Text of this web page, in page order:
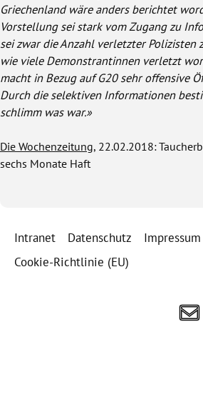
Griechenland wäre anders berichtet
Vorstellung sei stark vom Zugang zu
sei zwar die Anzahl verletzter Polizisten
wie viele Demonstrantinnen verletzt
macht in Bezug auf G20 sehr offensive
Durch die selektiven Informationen
schlimm was war.»
Die Wochenzeitung, 22.02.2018:
sechs Monate Haft
Intranet Datenschutz
Impressum
Cookie-Richtlinie (EU)
E-